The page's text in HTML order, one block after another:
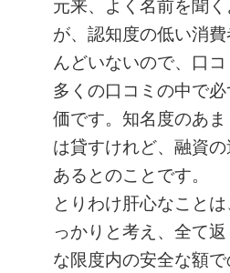
元来、よく名前を聞
が、認知度の低い消
んどいないので、口
多くの口コミの中で
価です。知名度のあ
は貸すけれど、融資
あるとのことです。
とりわけ肝心なこと
っかりと考え、全て
な限度内の安全な額